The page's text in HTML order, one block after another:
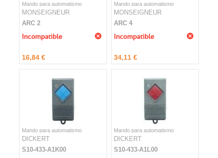
Mando para automatismo
MONSEIGNEUR
ARC 2
Incompatible
16,84 €
Mando para automatismo
MONSEIGNEUR
ARC 4
Incompatible
34,11 €
Mando para automatismo
DICKERT
S10-433-A1K00
Mando para automatismo
DICKERT
S10-433-A1L00